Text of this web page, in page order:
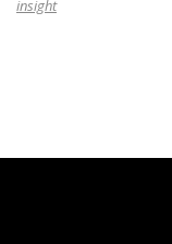
insight